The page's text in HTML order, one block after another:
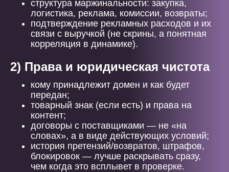
структура маржинальности: закупка,
логистика, реклама, комиссии, возвраты;
подтверждение рекламных расходов и их
связи с выручкой (не скрины, а понятная
корреляция в динамике).
2) Права и юридическая чистота
кому принадлежит домен и как будет
передан;
товарный знак (если есть) и права на
контент;
договоры с поставщиками — не «на
словах», а в виде действующих условий;
история претензий/возвратов, штрафов,
блокировок — лучше раскрывать сразу,
чем когда это всплывет в проверке.